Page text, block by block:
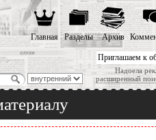
Приглашаем к
Надоела
расширенный
Главная Разделы Архив